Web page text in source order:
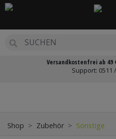
MR.EDS
AMY DELUXE
CRYSTALIA
Versandkostenfrei ab
Support: 0511
Shop Zubehör Sonstige